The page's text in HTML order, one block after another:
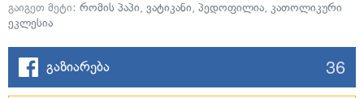
გაიგეთ მეტი: რომის პაპი, ვატიკანი, პედოფილია, კათოლიკური
ეკლესია
გაზიარება 36